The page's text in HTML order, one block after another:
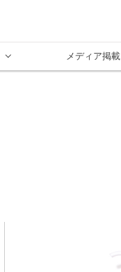
メディア掲載